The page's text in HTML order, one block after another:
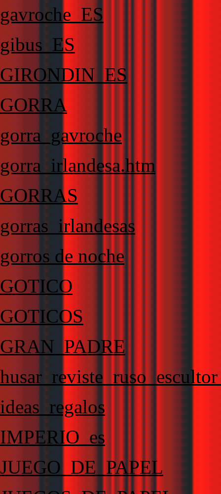
gavroche_ES
gibus_ES
GIRONDIN_ES
GORRA
gorra_gavroche
gorra_irlandesa.htm
GORRAS
gorras_irlandesas
gorros de noche
GOTICO
GOTICOS
GRAN_PADRE
ideas_regalos
IMPERIO_es
JUEGO_DE_PAPEL